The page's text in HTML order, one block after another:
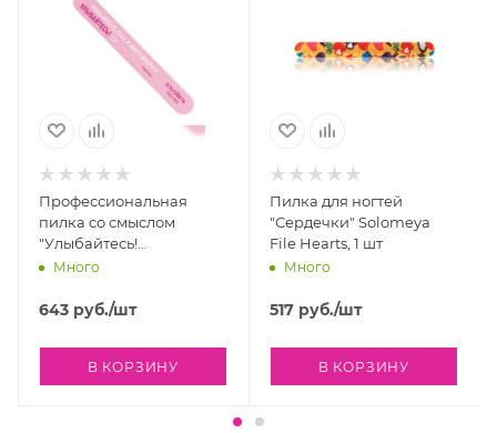
Профессиональная
пилка со смыслом
"Улыбайтесь!
Улыбайтесь себе и миру
Solomeya Professional
Zebra, 1 шт
Много
643 руб./шт
В КОРЗИНУ
Пилка для ногтей
"Сердечки" Solomeya
File Hearts, 1 шт
Много
517 руб./шт
В КОРЗИНУ